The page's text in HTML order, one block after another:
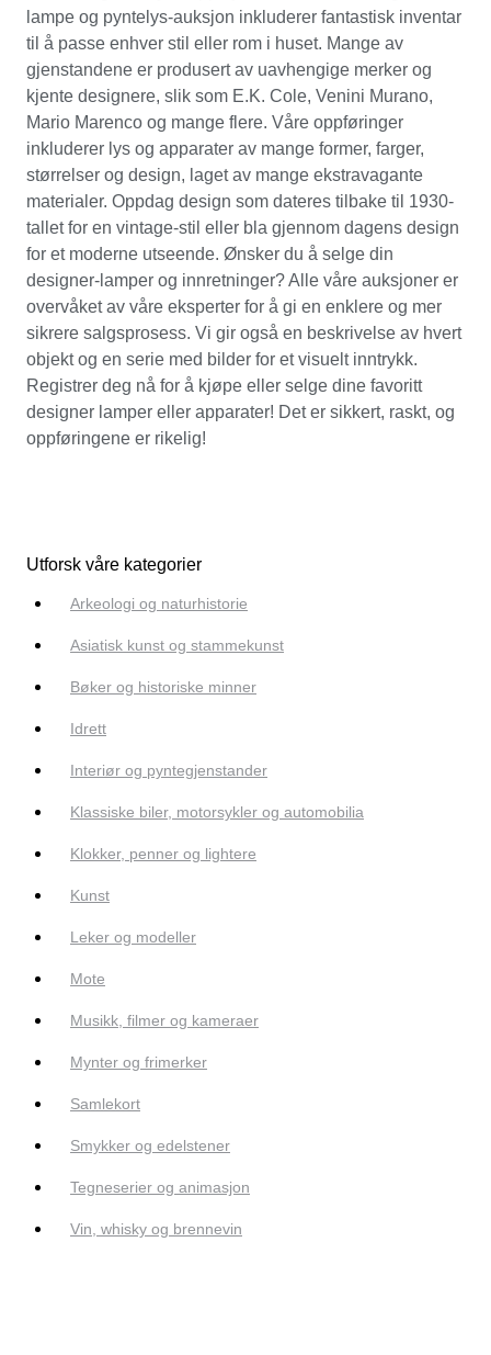
lampe og pyntelys-auksjon inkluderer fantastisk inventar
til å passe enhver stil eller rom i huset. Mange av
gjenstandene er produsert av uavhengige merker og
kjente designere, slik som E.K. Cole, Venini Murano,
Mario Marenco og mange flere. Våre oppføringer
inkluderer lys og apparater av mange former, farger,
størrelser og design, laget av mange ekstravagante
materialer. Oppdag design som dateres tilbake til 1930-
tallet for en vintage-stil eller bla gjennom dagens design
for et moderne utseende. Ønsker du å selge din
designer-lamper og innretninger? Alle våre auksjoner er
overvåket av våre eksperter for å gi en enklere og mer
sikrere salgsprosess. Vi gir også en beskrivelse av hvert
objekt og en serie med bilder for et visuelt inntrykk.
Registrer deg nå for å kjøpe eller selge dine favoritt
designer lamper eller apparater! Det er sikkert, raskt, og
oppføringene er rikelig!
Utforsk våre kategorier
Arkeologi og naturhistorie
Asiatisk kunst og stammekunst
Bøker og historiske minner
Idrett
Interiør og pyntegjenstander
Klassiske biler, motorsykler og automobilia
Klokker, penner og lightere
Kunst
Leker og modeller
Mote
Musikk, filmer og kameraer
Mynter og frimerker
Samlekort
Smykker og edelstener
Tegneserier og animasjon
Vin, whisky og brennevin